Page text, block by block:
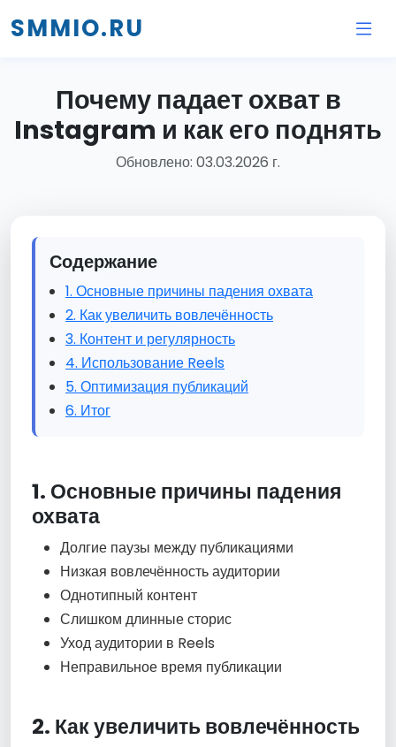
SMMIO.RU
Почему падает охват в
Instagram и как его поднять
Обновлено: 03.03.2026 г.
Содержание
1. Основные причины падения охвата
2. Как увеличить вовлечённость
3. Контент и регулярность
4. Использование Reels
5. Оптимизация публикаций
6. Итог
1. Основные причины падения
охвата
Долгие паузы между публикациями
Низкая вовлечённость аудитории
Однотипный контент
Слишком длинные сторис
Уход аудитории в Reels
Неправильное время публикации
2. Как увеличить вовлечённость